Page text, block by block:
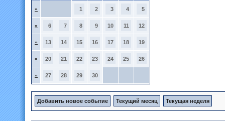
» 1 2 3 4 5
» 6 7 8 9 10 11 12
» 13 14 15 16 17 18 19
» 20 21 22 23 24 25 26
» 27 28 29 30
Добавить новое событие Текущий месяц Текущая неделя